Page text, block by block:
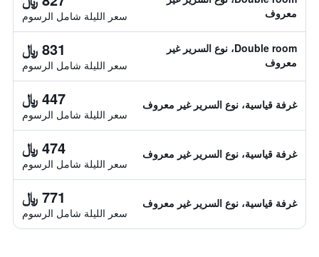
معروف
سعر الليلة شامل الرسوم
Double room، نوع السرير غير
معروف
831 ﷼
سعر الليلة شامل الرسوم
غرفة قياسية، نوع السرير غير معروف 447 ﷼
سعر الليلة شامل الرسوم
غرفة قياسية، نوع السرير غير معروف 474 ﷼
سعر الليلة شامل الرسوم
غرفة قياسية، نوع السرير غير معروف 771 ﷼
سعر الليلة شامل الرسوم